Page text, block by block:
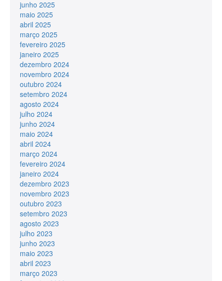
junho 2025
maio 2025
abril 2025
março 2025
fevereiro 2025
janeiro 2025
dezembro 2024
novembro 2024
outubro 2024
setembro 2024
agosto 2024
julho 2024
junho 2024
maio 2024
abril 2024
março 2024
fevereiro 2024
janeiro 2024
dezembro 2023
novembro 2023
outubro 2023
setembro 2023
agosto 2023
julho 2023
junho 2023
maio 2023
abril 2023
março 2023